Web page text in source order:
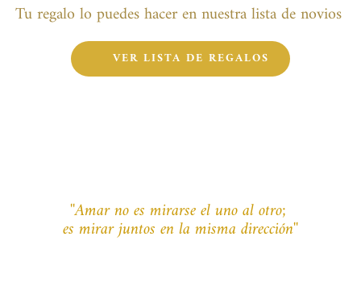
Tu regalo lo puedes hacer en nuestra lista de novios
VER LISTA DE REGALOS
''Amar no es mirarse el uno al otro;
es mirar juntos en la misma dirección''